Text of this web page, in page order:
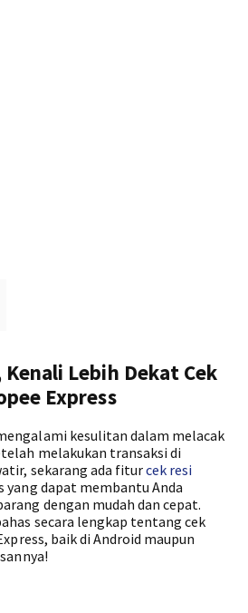
Kenali Lebih Dekat Cek
Express
kesulitan dalam melacak
melakukan transaksi di
sekarang ada fiturcek resi
yang dapat membantu Anda
dengan mudah dan cepat.
secara lengkap tentang cek
baik di Android maupun